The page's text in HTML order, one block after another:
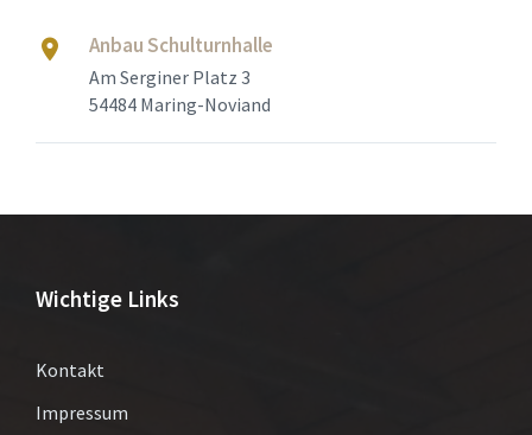
Anbau Schulturnhalle
Am Serginer Platz 3
54484 Maring-Noviand
Wichtige Links
Kontakt
Impressum